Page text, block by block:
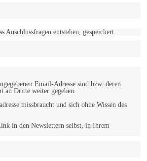
entstehen, gespeichert.
Email-Adresse sind bzw. deren
an Dritte weiter gegeben.
missbraucht und sich ohne Wissen des
in den Newslettern selbst, in Ihrem